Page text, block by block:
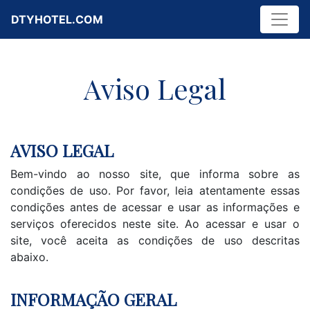
DTYHOTEL.COM
Aviso Legal
AVISO LEGAL
Bem-vindo ao nosso site, que informa sobre as
condições de uso. Por favor, leia atentamente essas
condições antes de acessar e usar as informações e
serviços oferecidos neste site. Ao acessar e usar o
site, você aceita as condições de uso descritas
abaixo.
INFORMAÇÃO GERAL